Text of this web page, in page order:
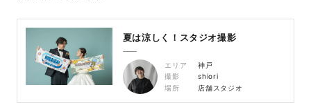
夏は涼しく！スタジオ撮影
エリア
神戸
撮影
shiori
場所
店舗スタジオ